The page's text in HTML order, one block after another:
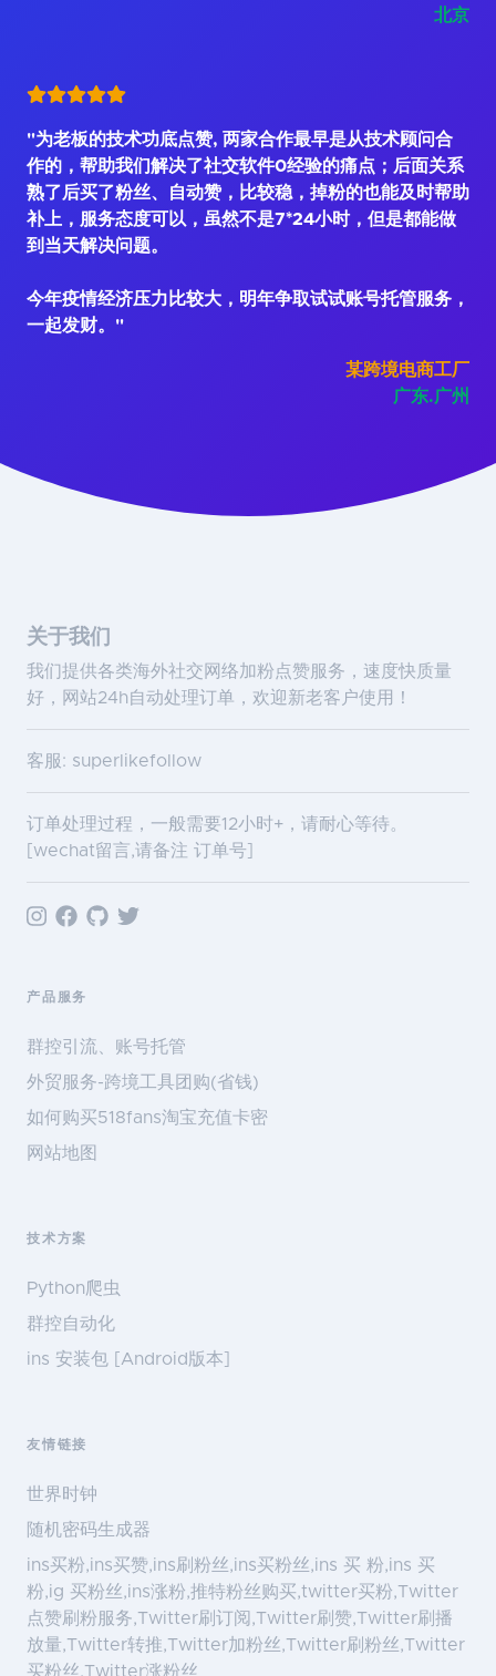
北京
"为老板的技术功底点赞, 两家合作最早是从技术顾问合
作的，帮助我们解决了社交软件0经验的痛点；后面关系
熟了后买了粉丝、自动赞，比较稳，掉粉的也能及时帮助
补上，服务态度可以，虽然不是7*24小时，但是都能做
到当天解决问题。
今年疫情经济压力比较大，明年争取试试账号托管服务，
一起发财。"
某跨境电商工厂
广东.广州
关于我们
我们提供各类海外社交网络加粉点赞服务，速度快质量
好，网站24h自动处理订单，欢迎新老客户使用！
客服: superlikefollow
订单处理过程，一般需要12小时+，请耐心等待。
[wechat留言,请备注 订单号]
产品服务
群控引流、账号托管
外贸服务-跨境工具团购(省钱)
如何购买518fans淘宝充值卡密
网站地图
技术方案
Python爬虫
群控自动化
ins 安装包 [Android版本]
友情链接
世界时钟
随机密码生成器
ins买粉,ins买赞,ins刷粉丝,ins买粉丝,ins 买 粉,ins 买
粉,ig 买粉丝,ins涨粉,推特粉丝购买,twitter买粉,Twitter
点赞刷粉服务,Twitter刷订阅,Twitter刷赞,Twitter刷播
放量,Twitter转推,Twitter加粉丝,Twitter刷粉丝,Twitter
买粉丝,Twitter涨粉丝